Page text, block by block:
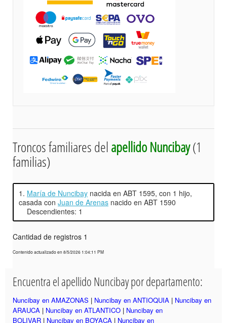
Troncos familiares delapellido Nuncibay(1
familias)
1. María de Nuncibay nacida en ABT 1595, con 1 hijo,
casada con Juan de Arenas nacido en ABT 1590
Descendientes: 1
Cantidad de registros 1
Contenido actualizado en 8/5/2026 1:04:11 PM
Encuentra el apellido Nuncibay por departamento:
Nuncibay en AMAZONAS | Nuncibay en ANTIOQUIA | Nuncibay en
ARAUCA | Nuncibay en ATLANTICO | Nuncibay en
BOLIVAR | Nuncibay en BOYACA | Nuncibay en